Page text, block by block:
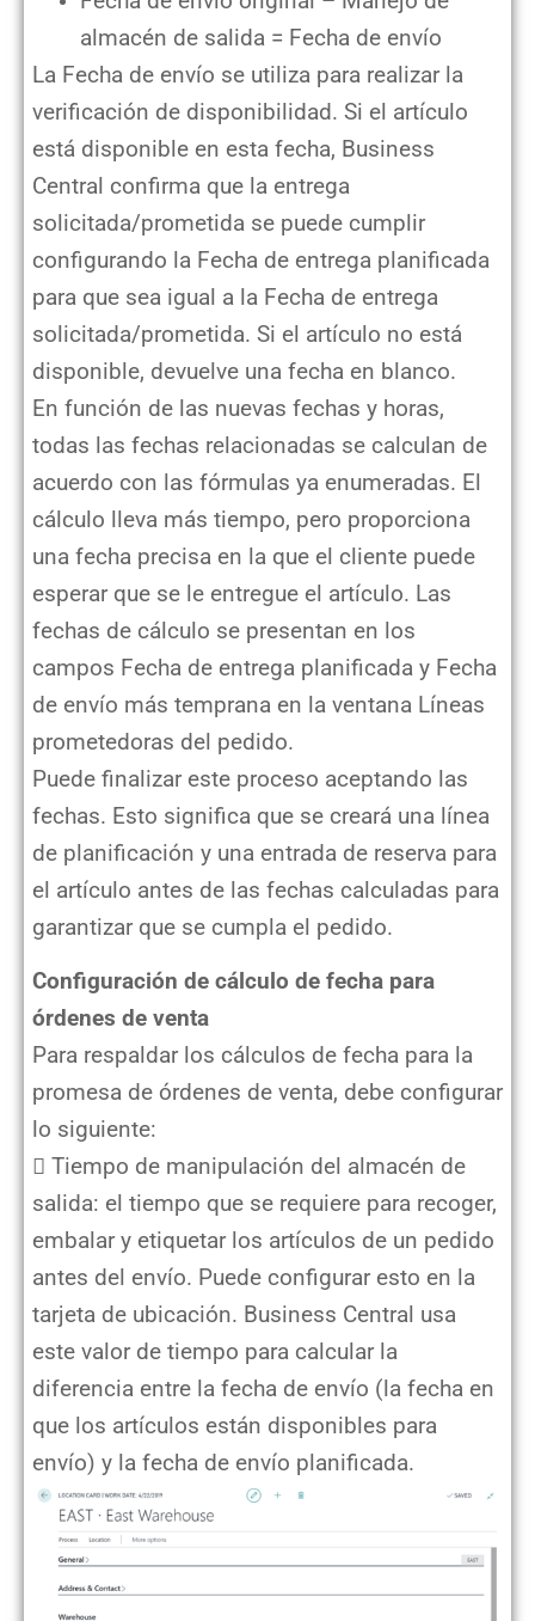
almacén de salida = Fecha de envío
La Fecha de envío se utiliza para realizar la
verificación de disponibilidad. Si el artículo
está disponible en esta fecha, Business
Central confirma que la entrega
solicitada/prometida se puede cumplir
configurando la Fecha de entrega planificada
para que sea igual a la Fecha de entrega
solicitada/prometida. Si el artículo no está
disponible, devuelve una fecha en blanco.
En función de las nuevas fechas y horas,
todas las fechas relacionadas se calculan de
acuerdo con las fórmulas ya enumeradas. El
cálculo lleva más tiempo, pero proporciona
una fecha precisa en la que el cliente puede
esperar que se le entregue el artículo. Las
fechas de cálculo se presentan en los
campos Fecha de entrega planificada y Fecha
de envío más temprana en la ventana Líneas
prometedoras del pedido.
Puede finalizar este proceso aceptando las
fechas. Esto significa que se creará una línea
de planificación y una entrada de reserva para
el artículo antes de las fechas calculadas para
garantizar que se cumpla el pedido.
Configuración de cálculo de fecha para
órdenes de venta
Para respaldar los cálculos de fecha para la
promesa de órdenes de venta, debe configurar
lo siguiente:
 Tiempo de manipulación del almacén de
salida: el tiempo que se requiere para recoger,
embalar y etiquetar los artículos de un pedido
antes del envío. Puede configurar esto en la
tarjeta de ubicación. Business Central usa
este valor de tiempo para calcular la
diferencia entre la fecha de envío (la fecha en
que los artículos están disponibles para
envío) y la fecha de envío planificada.